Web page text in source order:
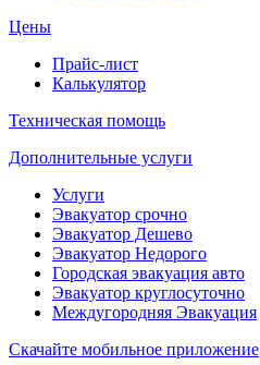
Цены
Прайс-лист
Калькулятор
Техническая помощь
Дополнительные услуги
Услуги
Эвакуатор срочно
Эвакуатор Дешево
Эвакуатор Недорого
Городская эвакуация авто
Эвакуатор круглосуточно
Междугородняя Эвакуация
Скачайте мобильное приложение